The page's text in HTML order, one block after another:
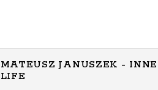
MATEUSZ JANUSZEK -
LIFE